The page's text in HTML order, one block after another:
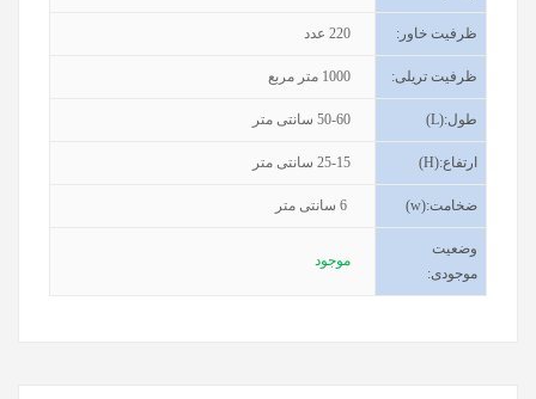
ظرفیت خاور :
220 عدد
ظرفیت تریلی:
1000 متر مربع
طول(L): 50-60 سانتی متر
ارتفاع(H):
25-15 سانتی متر
ضخامت(w):
6 سانتی متر
وضعیت
موجودی:
موجود